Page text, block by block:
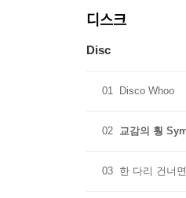
디스크
Disc
01 Disco Whoo
02 교감의 훵
03 한 다리 건너